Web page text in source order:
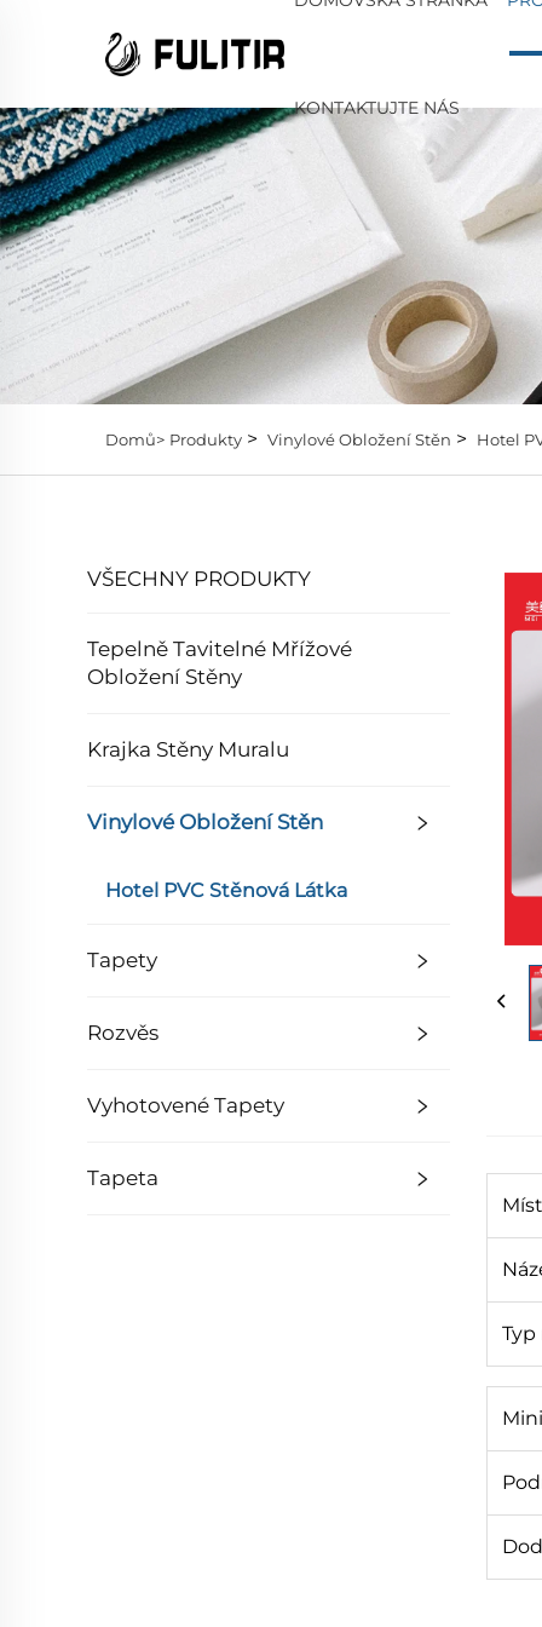
KONTAKTUJTE NÁS
Domů> Produkty > Vinylové Obložení Stěn > Hotel
VŠECHNY PRODUKTY
Tepelně Tavitelné Mřížové
Obložení Stěny
Krajka Stěny Muralu
Vinylové Obložení Stěn
Hotel PVC Stěnová Látka
Tapety
Rozvěs
Vyhotovené Tapety
Tapeta